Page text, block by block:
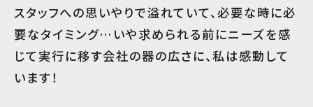
スタッフへの思いやりで溢れていて、必要な時に必
要なタイミング…いや求められる前にニーズを感
じて実行に移す会社の器の広さに、私は感動して
います！